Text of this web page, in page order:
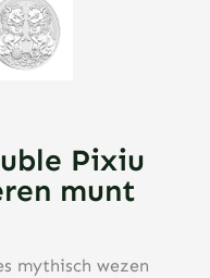
Pixiu
munt
mythisch wezen